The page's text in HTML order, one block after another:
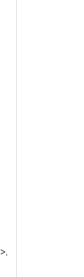
>.